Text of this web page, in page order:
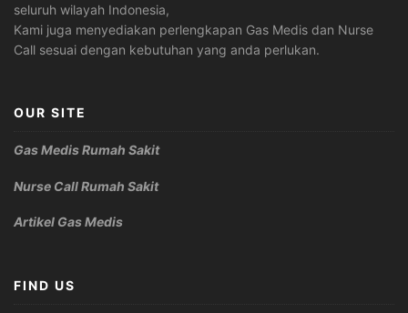
seluruh wilayah Indonesia,
Kami juga menyediakan perlengkapan Gas Medis dan Nurse
Call sesuai dengan kebutuhan yang anda perlukan.
OUR SITE
Gas Medis Rumah Sakit
Nurse Call Rumah Sakit
Artikel Gas Medis
FIND US